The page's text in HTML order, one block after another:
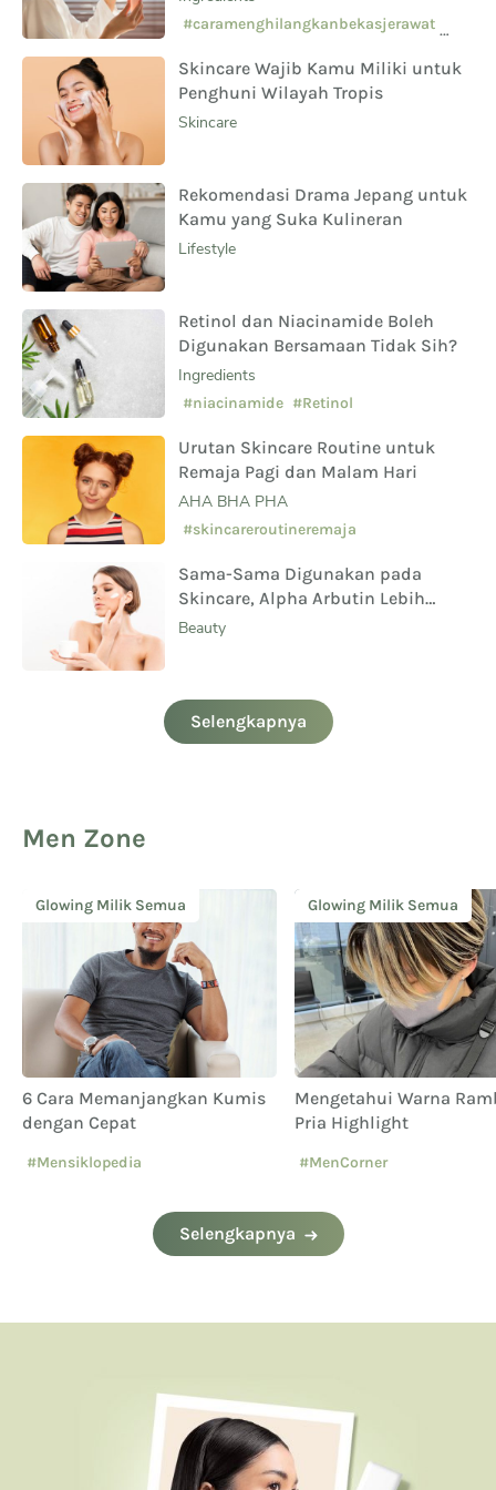
Sampingnya?
#caramenghilangkanbekasjerawat
#skincarepemula
Skincare Wajib Kamu Miliki untuk
Penghuni Wilayah Tropis
Skincare
Rekomendasi Drama Jepang untuk
Kamu yang Suka Kulineran
Lifestyle
Retinol dan Niacinamide Boleh
Digunakan Bersamaan Tidak Sih?
Ingredients
#niacinamide #Retinol
Urutan Skincare Routine untuk
Remaja Pagi dan Malam Hari
AHA BHA PHA
#skincareroutineremaja
Sama-Sama Digunakan pada
Skincare, Alpha Arbutin Lebih
Aman Digunakan Daripada
Beauty
Selengkapnya
Men Zone
Glowing Milik Semua
Mengetahui Warna Rambut
Pria Highlight
#MenCorner
Skincare
Apakah Pria Perlu
Menggunakan
Selengkapnya